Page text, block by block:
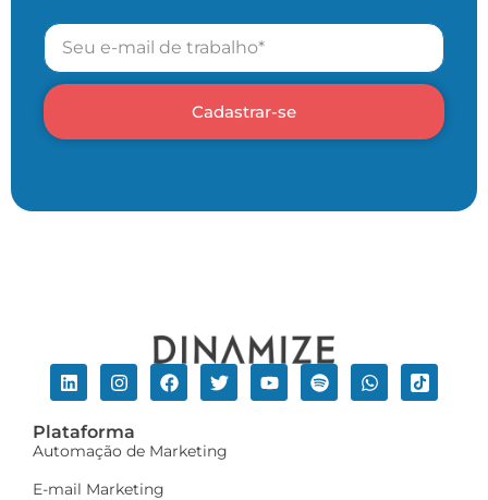
Cadastrar-se
Plataforma
Automação de Marketing
E-mail Marketing